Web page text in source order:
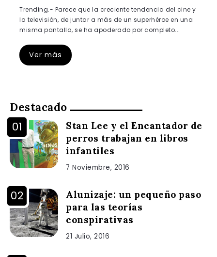
Trending.- Parece que la creciente tendencia del cine y
la televisión, de juntar a más de un superhéroe en una
misma pantalla, se ha apoderado por completo...
Ver más
Destacado
Stan Lee y el Encantador de
perros trabajan en libros
infantiles
7 Noviembre, 2016
Alunizaje: un pequeño paso
para las teorías
conspirativas
21 Julio, 2016